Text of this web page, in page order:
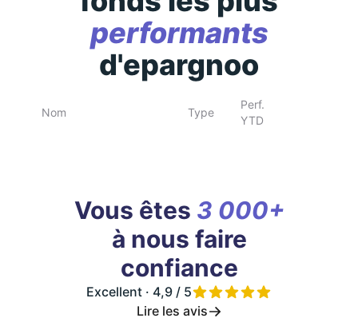
performants
d'epargnoo
Nom Type
Perf.
YTD
Vous êtes 3 000+
à nous faire
confiance
Excellent · 4,9 / 5
Lire les avis